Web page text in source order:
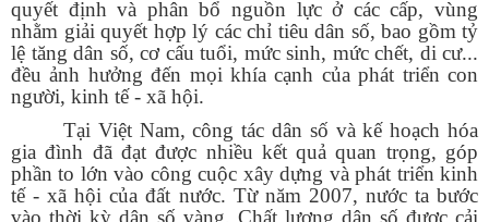
quyết định và phân bổ nguồn lực ở các cấp, vùng
nhằm giải quyết hợp lý các chỉ tiêu dân số, bao gồm tỷ
lệ tăng dân số, cơ cấu tuổi, mức sinh, mức chết, di cư...
đều ảnh hưởng đến mọi khía cạnh của phát triển con
người, kinh tế - xã hội.
Tại Việt Nam, công tác dân số và kế hoạch hóa
gia đình đã đạt được nhiều kết quả quan trọng, góp
phần to lớn vào công cuộc xây dựng và phát triển kinh
tế - xã hội của đất nước. Từ năm 2007, nước ta bước
vào thời kỳ dân số vàng. Chất lượng dân số được cải